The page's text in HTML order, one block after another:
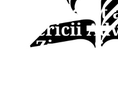
Noul statut
Bisericii
de Ziua a